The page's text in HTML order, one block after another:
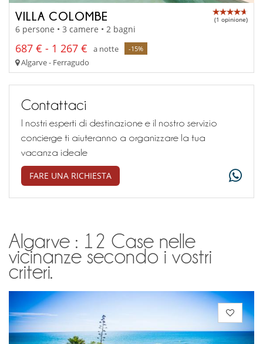
VILLA COLOMBE (1 opinione)
6 persone • 3 camere • 2 bagni
687 € - 1 267 € a notte -15%
Algarve - Ferragudo
Contattaci
I nostri esperti di destinazione e il nostro servizio
concierge ti aiuteranno a organizzare la tua
vacanza ideale
FARE UNA RICHIESTA
Algarve : 12 Case nelle
vicinanze secondo i vostri
criteri.